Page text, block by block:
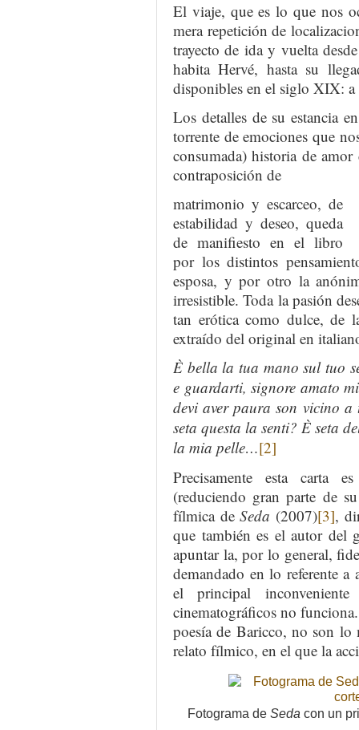
El viaje, que es lo que nos
mera repetición de
trayecto de ida y vuelta
habita Hervé, hasta su
disponibles en el siglo XIX:
Los detalles de su estancia
torrente de emociones que
consumada) historia de
contraposición de
matrimonio y escarceo, de
estabilidad y deseo, queda
de manifiesto en el libro
por los distintos
esposa, y por otro la
irresistible. Toda la pasión
tan erótica como dulce, de
extraído del original en
È bella la tua mano sul tuo
e guardarti, signore amato
devi aver paura son vicino
seta questa la senti? È seta
la mia pelle…[2]
Precisamente esta carta
(reduciendo gran parte de
fílmica deSeda (2007)[3],
que también es el autor del
apuntar la, por lo general,
demandado en lo referente a
el principal
cinematográficos no
poesía de Baricco, no son lo
relato fílmico, en el que la
Fotograma de Seda con un